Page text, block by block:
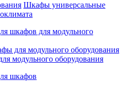
Шкафы универсальные
шкафов для модульного
для модульного оборудования
модульного оборудования
шкафов